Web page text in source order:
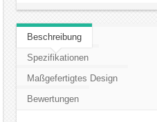
Beschreibung
Spezifikationen
Maßgefertigtes Design
Bewertungen